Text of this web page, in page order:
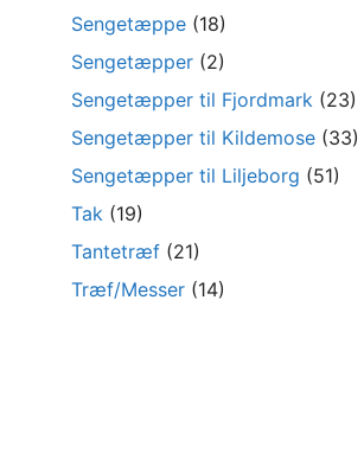
Sengetæppe (18)
Sengetæpper (2)
Sengetæpper til Fjordmark (23)
Sengetæpper til Kildemose (33)
Sengetæpper til Liljeborg (51)
Tak (19)
Tantetræf (21)
Træf/Messer (14)